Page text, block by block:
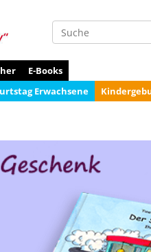
Suche
E-Books
Erwachsene